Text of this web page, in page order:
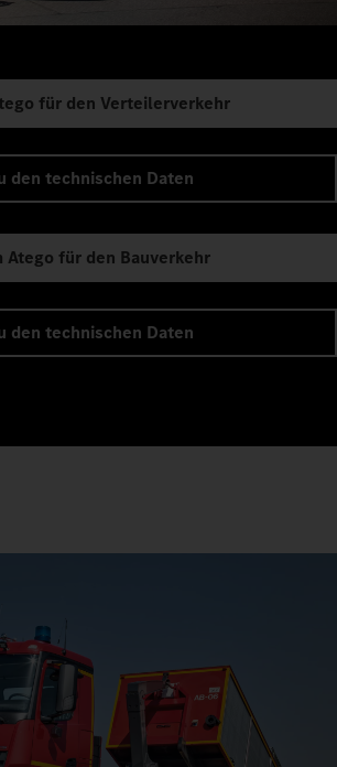
für den Verteilerverkehr
den technischen Daten
Atego für den Bauverkehr
den technischen Daten